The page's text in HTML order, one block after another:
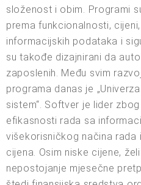
složenost i obim. Programi
prema funkcionalnosti,
informacijskih podataka i
su takođe dizajnirani da
zaposlenih. Među svim
programa danas je
sistem“. Softver je lider
efikasnosti rada sa
višekorisničkog načina rada
cijena. Osim niske cijene,
nepostojanje mjesečne